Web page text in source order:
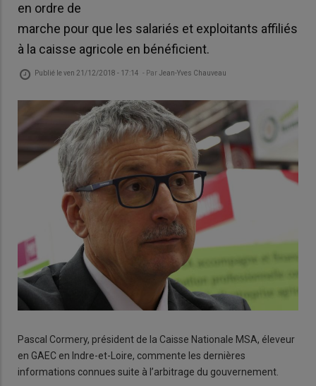
en ordre de
marche pour que les salariés et exploitants affiliés
à la caisse agricole en bénéficient.
Publié leven 21/12/2018 - 17:14 - Par Jean-Yves Chauveau
Pascal Cormery, président de la Caisse Nationale MSA, éleveur
en GAEC en Indre-et-Loire, commente les dernières
informations connues suite à l’arbitrage du gouvernement.